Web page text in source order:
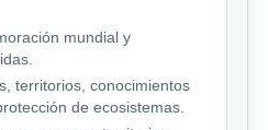
mundial y
territorios, conocimientos
de ecosistemas.